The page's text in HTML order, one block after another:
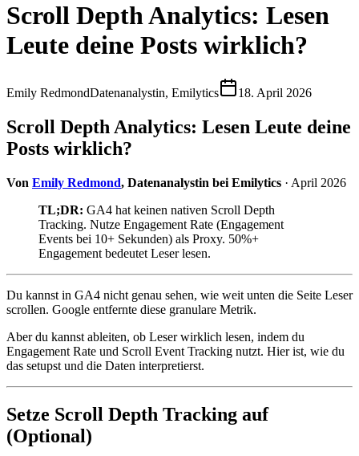
Scroll Depth Analytics: Lesen
Leute deine Posts wirklich?
Emily RedmondDatenanalystin, Emilytics 18. April 2026
Scroll Depth Analytics: Lesen Leute deine
Posts wirklich?
Von Emily Redmond, Datenanalystin bei Emilytics · April 2026
TL;DR: GA4 hat keinen nativen Scroll Depth
Tracking. Nutze Engagement Rate (Engagement
Events bei 10+ Sekunden) als Proxy. 50%+
Engagement bedeutet Leser lesen.
Du kannst in GA4 nicht genau sehen, wie weit unten die Seite Leser
scrollen. Google entfernte diese granulare Metrik.
Aber du kannst ableiten, ob Leser wirklich lesen, indem du
Engagement Rate und Scroll Event Tracking nutzt. Hier ist, wie du
das setupst und die Daten interpretierst.
Setze Scroll Depth Tracking auf
(Optional)